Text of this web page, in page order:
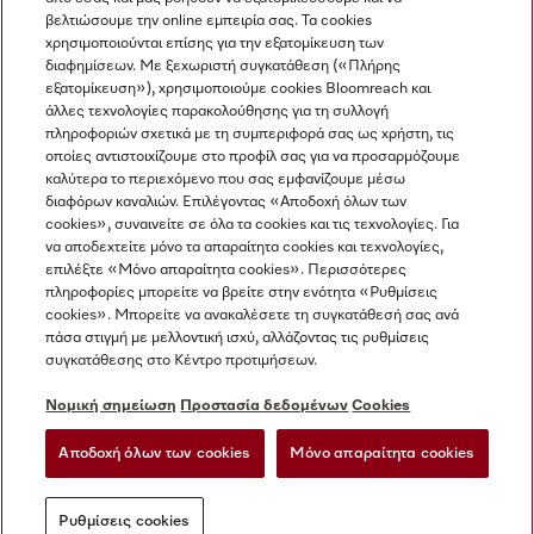
Η εταιρεία μας
Όροι και Προϋποθέσεις
Προστασία δεδομένων
Όροι Χρήσης
Δήλωση Προσβασιμότητας
Νόμος για τις ψηφιακές υπηρεσίες
Ρυθμίσεις cookies
Miele στο Instagram
Miele στο Facebook
Miele στο Youtube
βελτιώσουμε την online εμπειρία σας. Τα cookies
χρησιμοποιούνται επίσης για την εξατομίκευση των
διαφημίσεων. Με ξεχωριστή συγκατάθεση («Πλήρης
εξατομίκευση»), χρησιμοποιούμε cookies Bloomreach και
άλλες τεχνολογίες παρακολούθησης για τη συλλογή
πληροφοριών σχετικά με τη συμπεριφορά σας ως χρήστη, τις
οποίες αντιστοιχίζουμε στο προφίλ σας για να προσαρμόζουμε
καλύτερα το περιεχόμενο που σας εμφανίζουμε μέσω
διαφόρων καναλιών. Επιλέγοντας «Αποδοχή όλων των
cookies», συναινείτε σε όλα τα cookies και τις τεχνολογίες. Για
να αποδεχτείτε μόνο τα απαραίτητα cookies και τεχνολογίες,
επιλέξτε «Μόνο απαραίτητα cookies». Περισσότερες
πληροφορίες μπορείτε να βρείτε στην ενότητα «Ρυθμίσεις
cookies». Μπορείτε να ανακαλέσετε τη συγκατάθεσή σας ανά
πάσα στιγμή με μελλοντική ισχύ, αλλάζοντας τις ρυθμίσεις
συγκατάθεσης στο Κέντρο προτιμήσεων.
Νομική σημείωση Προστασία δεδομένων Cookies
Αποδοχή όλων των cookies Μόνο απαραίτητα cookies
Ρυθμίσεις cookies